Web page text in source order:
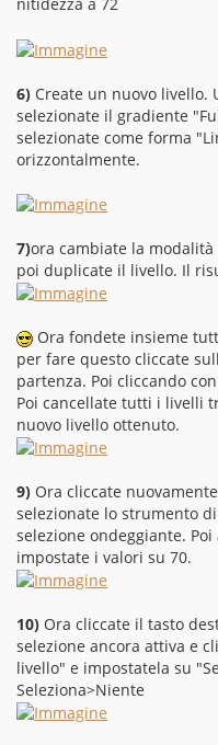
nitidezza a 72
6) Create un nuovo livello.
selezionate il gradiente
selezionate come forma
orizzontalmente.
7)ora cambiate la
poi duplicate il livello. Il
Ora fondete insieme
per fare questo cliccate
partenza. Poi cliccando
Poi cancellate tutti i livelli
nuovo livello ottenuto.
9) Ora cliccate
selezionate lo strumento
selezione ondeggiante.
impostate i valori su 70.
10) Ora cliccate il tasto
selezione ancora attiva e
livello" e impostatela su
Seleziona>Niente